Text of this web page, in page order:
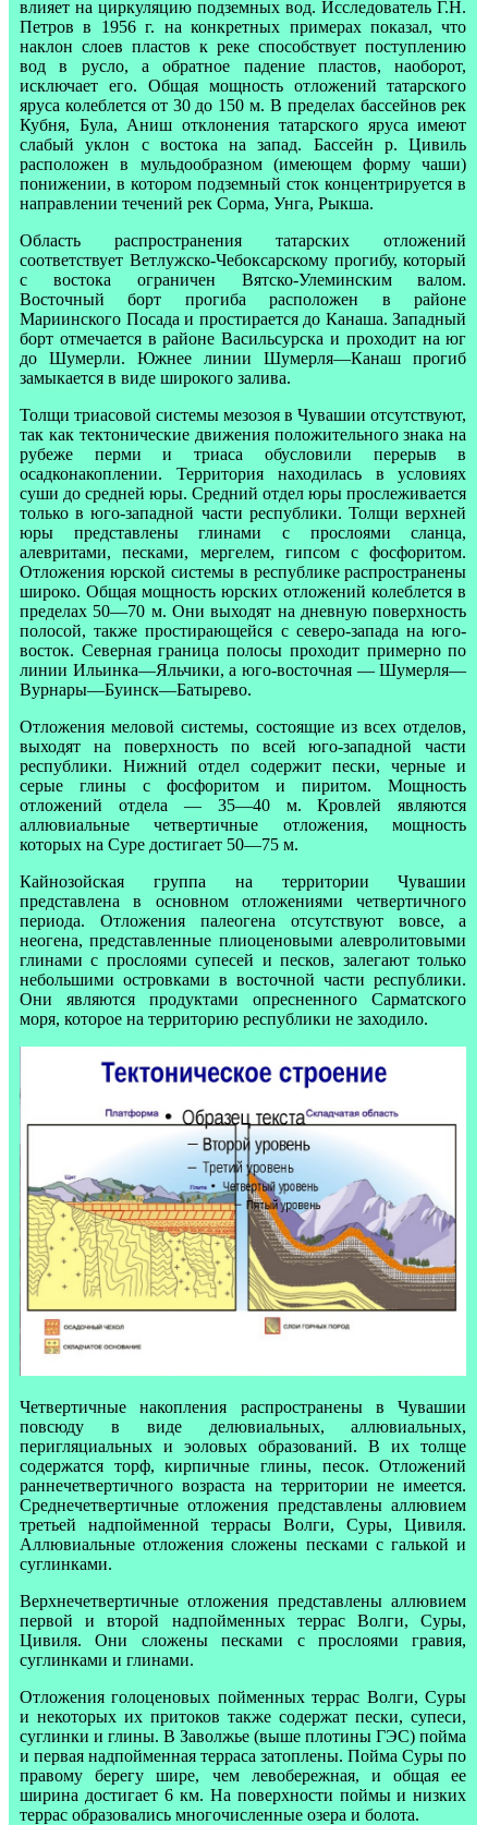
влияет на циркуляцию подземных вод. Исследователь Г.Н.
Петров в 1956 г. на конкретных примерах показал, что
наклон слоев пластов к реке способствует поступлению
вод в русло, а обратное падение пластов, наоборот,
исключает его. Общая мощность отложений татарского
яруса колеблется от 30 до 150 м. В пределах бассейнов рек
Кубня, Була, Аниш отклонения татарского яруса имеют
слабый уклон с востока на запад. Бассейн р. Цивиль
расположен в мульдообразном (имеющем форму чаши)
понижении, в котором подземный сток концентрируется в
направлении течений рек Сорма, Унга, Рыкша.
Область распространения татарских отложений
соответствует Ветлужско-Чебоксарскому прогибу, который
с востока ограничен Вятско-Улеминским валом.
Восточный борт прогиба расположен в районе
Мариинского Посада и простирается до Канаша. Западный
борт отмечается в районе Васильсурска и проходит на юг
до Шумерли. Южнее линии Шумерля—Канаш прогиб
замыкается в виде широкого залива.
Толщи триасовой системы мезозоя в Чувашии отсутствуют,
так как тектонические движения положительного знака на
рубеже перми и триаса обусловили перерыв в
осадконакоплении. Территория находилась в условиях
суши до средней юры. Средний отдел юры прослеживается
только в юго-западной части республики. Толщи верхней
юры представлены глинами с прослоями сланца,
алевритами, песками, мергелем, гипсом с фосфоритом.
Отложения юрской системы в республике распространены
широко. Общая мощность юрских отложений колеблется в
пределах 50—70 м. Они выходят на дневную поверхность
полосой, также простирающейся с северо-запада на юго-
восток. Северная граница полосы проходит примерно по
линии Ильинка—Яльчики, а юго-восточная — Шумерля—
Вурнары—Буинск—Батырево.
Отложения меловой системы, состоящие из всех отделов,
выходят на поверхность по всей юго-западной части
республики. Нижний отдел содержит пески, черные и
серые глины с фосфоритом и пиритом. Мощность
отложений отдела — 35—40 м. Кровлей являются
аллювиальные четвертичные отложения, мощность
которых на Суре достигает 50—75 м.
Кайнозойская группа на территории Чувашии
представлена в основном отложениями четвертичного
периода. Отложения палеогена отсутствуют вовсе, а
неогена, представленные плиоценовыми алевролитовыми
глинами с прослоями супесей и песков, залегают только
небольшими островками в восточной части республики.
Они являются продуктами опресненного Сарматского
моря, которое на территорию республики не заходило.
Четвертичные накопления распространены в Чувашии
повсюду в виде делювиальных, аллювиальных,
перигляциальных и эоловых образований. В их толще
содержатся торф, кирпичные глины, песок. Отложений
раннечетвертичного возраста на территории не имеется.
Среднечетвертичные отложения представлены аллювием
третьей надпойменной террасы Волги, Суры, Цивиля.
Аллювиальные отложения сложены песками с галькой и
суглинками.
Верхнечетвертичные отложения представлены аллювием
первой и второй надпойменных террас Волги, Суры,
Цивиля. Они сложены песками с прослоями гравия,
суглинками и глинами.
Отложения голоценовых пойменных террас Волги, Суры
и некоторых их притоков также содержат пески, супеси,
суглинки и глины. В Заволжье (выше плотины ГЭС) пойма
и первая надпойменная терраса затоплены. Пойма Суры по
правому берегу шире, чем левобережная, и общая ее
ширина достигает 6 км. На поверхности поймы и низких
террас образовались многочисленные озера и болота.